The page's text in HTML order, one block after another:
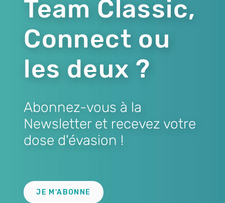
Team Classic,
Connect ou
les deux ?
Abonnez-vous à la
Newsletter et recevez votre
dose d'évasion !
JE M'ABONNE